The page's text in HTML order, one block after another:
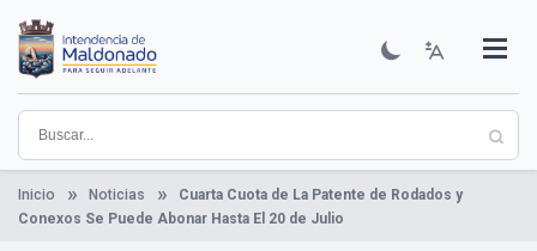
contenido
principal
Institucional
Municipios
Descubre Maldonado
Comunicación
Servicios
Guía De Trámites
Ver Noticias
Inicio Noticias
Cuarta Cuota de La Patente de Rodados y
Conexos Se Puede Abonar Hasta El 20 de Julio